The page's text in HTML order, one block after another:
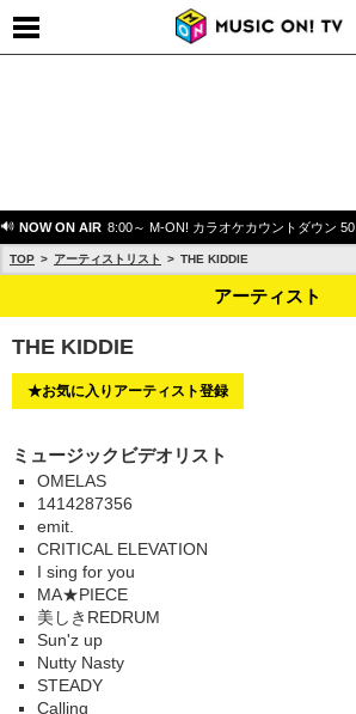
NOW ON AIR 8:00～ M-ON! カラオケカウントダウン 50
TOP アーティストリスト THE KIDDIE
アーティスト
THE KIDDIE
★お気に入りアーティスト登録
ミュージックビデオリスト
OMELAS
1414287356
emit.
CRITICAL ELEVATION
I sing for you
MA★PIECE
美しきREDRUM
Sun'z up
Nutty Nasty
STEADY
Calling